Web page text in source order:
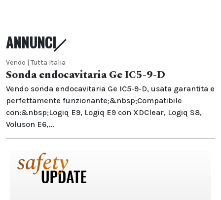
ANNUNCI
Vendo | Tutta Italia
Sonda endocavitaria Ge IC5-9-D
Vendo sonda endocavitaria Ge IC5-9-D, usata garantita e
perfettamente funzionante;&nbsp;Compatibile
con:&nbsp;Logiq E9, Logiq E9 con XDClear, Logiq S8,
Voluson E6,...